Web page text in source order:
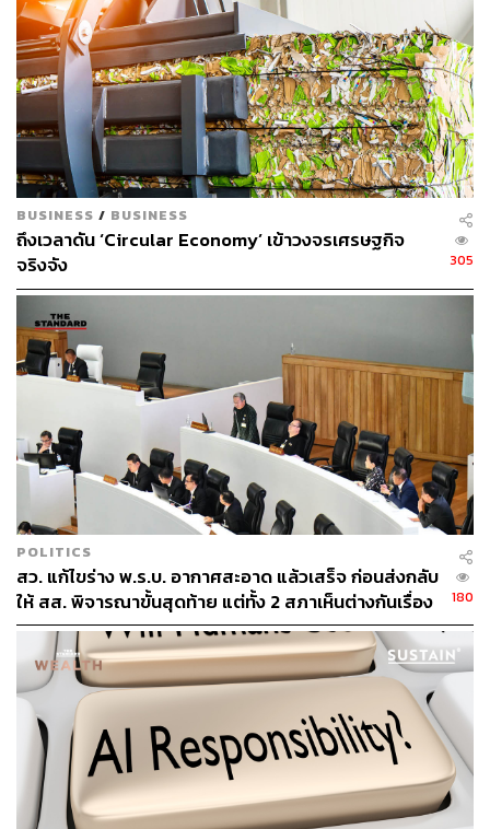
หลายประเทศในประชาคมโลกจึงหันมาปรับเปลี่ยนแนว
นโยบายด้านพลังงานและสิ่งแวดล้อม โดยหันมาใช้พลังงาน
สะอาดและพลังงานหมุนเวียนมากยิ่งขึ้น เพราะนอกจากจะมี
ส่วนช่วยรับมือกับวิกฤตด้านการเปลี่ยนแปลงสภาพภูมิอากาศ
โลก และควบคุมไม่ให้อุณหภูมิเฉลี่ยโลกเกิน 1.5 องศา
เซลเซียสตามที่เคยให้คำมั่นสัญญาไว้ในความตกลงปารีส
แล้ว ยังมีส่วนช่วยจัดการกับปัญหามลพิษทางอากาศและฝุ่น
ละออง PM2.5 ได้ไม่น้อย
แฟ้มภาพ: Nady Ginzburg/ Shutterstock
อ้างอิง:
https://www.aljazeera.com/news/2023/4/17/air-polluti
on-impacts-every-stage-of-human-life-report-finds
https://www.bbc.com/news/uk-england-london-65296
752
https://www.london.gov.uk/sites/default/files/2023-04/
Imperial%20College%20London%20Projects%20-%
20impacts%20of%20air%20pollution%20across%20
the%20life%20course%20%E2%80%93%20evidenc
e%20highlight%20note.pdf
TAGS: มลพิษทางอากาศ
ปัญหาสุขภาพ
Imperial College London
Sustain Sustain Update
BUSINESS / BUSINESS
ถึงเวลาดัน ‘Circular Economy’ เข้าวงจรเศรษฐกิจ
จริงจัง
305
POLITICS
สว. แก้ไขร่าง พ.ร.บ. อากาศสะอาด แล้วเสร็จ ก่อนส่งกลับ
ให้ สส. พิจารณาขั้นสุดท้าย แต่ทั้ง 2 สภาเห็นต่างกันเรื่อง
ใดบ้าง
180